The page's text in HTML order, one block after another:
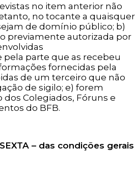
no item anterior não
no tocante a quaisquer
de domínio público; b)
previamente autorizada por
parte que as recebeu
fornecidas pela
de um terceiro que não
de sigilo; e) forem
Colegiados, Fóruns e
do BFB.
– das condições gerais